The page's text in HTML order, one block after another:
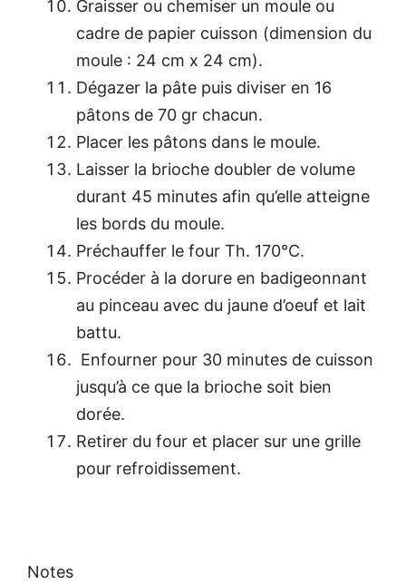
Graisser ou chemiser un moule ou
cadre de papier cuisson (dimension du
moule : 24 cm x 24 cm).
Dégazer la pâte puis diviser en 16
pâtons de 70 gr chacun.
Placer les pâtons dans le moule.
Laisser la brioche doubler de volume
durant 45 minutes afin qu’elle atteigne
les bords du moule.
Préchauffer le four Th. 170°C.
Procéder à la dorure en badigeonnant
au pinceau avec du jaune d’oeuf et lait
battu.
Enfourner pour 30 minutes de cuisson
jusqu’à ce que la brioche soit bien
dorée.
Retirer du four et placer sur une grille
pour refroidissement.
Notes